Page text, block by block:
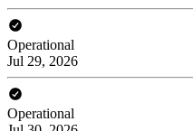
Operational
Jul 29, 2026
Operational